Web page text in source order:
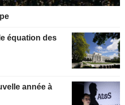
équation des